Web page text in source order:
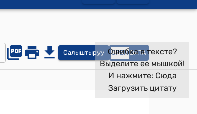
Салыштыруу OPEN DATA
Ошибка в тексте?
Выделите ее мышкой!
И нажмите: Сюда
Загрузить цитату